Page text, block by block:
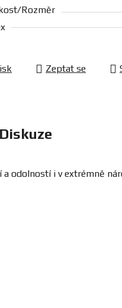
Rozměr
Zeptat se
Diskuze
odolností i v extrémně